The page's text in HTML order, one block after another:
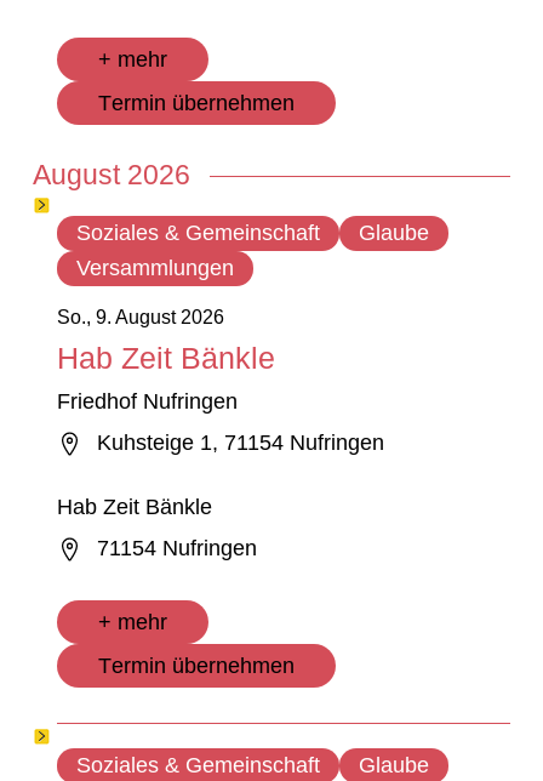
+ mehr
Termin übernehmen
August 2026
So., 9. August 2026
Hab Zeit Bänkle
Friedhof Nufringen
Kuhsteige 1, 71154 Nufringen
Hab Zeit Bänkle
71154 Nufringen
+ mehr
Termin übernehmen
Soziales & Gemeinschaft
Glaube
Versammlungen
Soziales & Gemeinschaft Glaube